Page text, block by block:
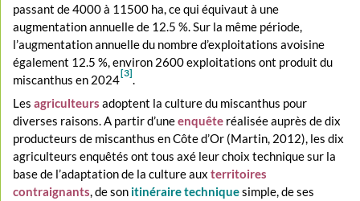
passant de 4000 à 11500 ha, ce qui équivaut à une
augmentation annuelle de 12.5 %. Sur la même période,
l’augmentation annuelle du nombre d’exploitations avoisine
également 12.5 %, environ 2600 exploitations ont produit du
miscanthus en 2024[3]
Lesagriculteurs adoptent la culture du miscanthus pour
diverses raisons. A partir d’uneenquête réalisée auprès de dix
producteurs de miscanthus en Côte d’Or (Martin, 2012), les dix
agriculteurs enquêtés ont tous axé leur choix technique sur la
base de l’adaptation de la culture auxterritoires
contraignants, de son itinéraire techniquesimple, de ses